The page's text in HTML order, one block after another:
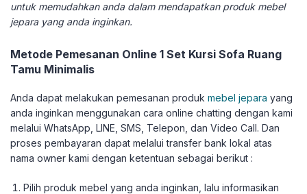
untuk memudahkan anda dalam mendapatkan produk mebel
jepara yang anda inginkan.
Metode Pemesanan Online 1 Set Kursi Sofa Ruang
Tamu Minimalis
Anda dapat melakukan pemesanan produk mebel jepara yang
anda inginkan menggunakan cara online chatting dengan kami
melalui WhatsApp, LINE, SMS, Telepon, dan Video Call. Dan
proses pembayaran dapat melalui transfer bank lokal atas
nama owner kami dengan ketentuan sebagai berikut :
Pilih produk mebel yang anda inginkan, lalu informasikan